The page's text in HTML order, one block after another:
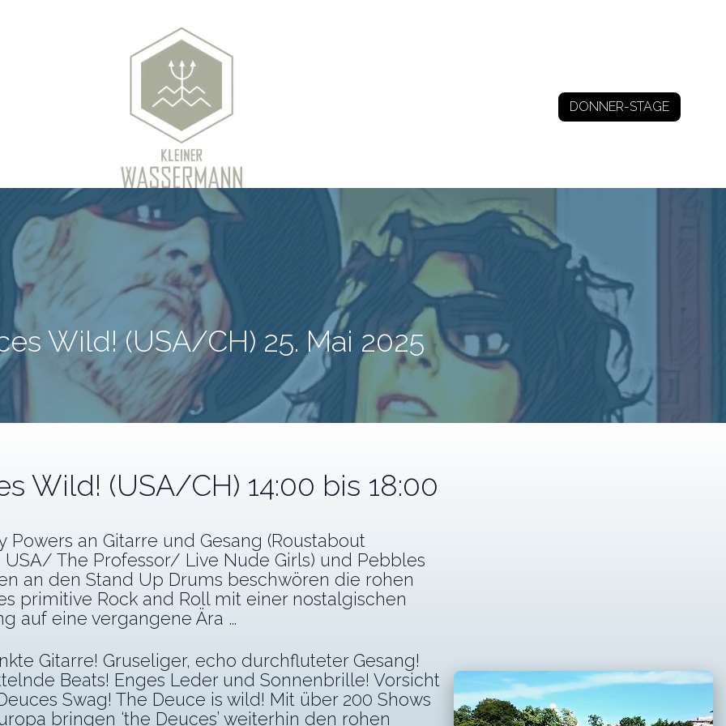
DONNER-STAGE
Wild! (USA/CH) 25. Mai 2025
Wild! (USA/CH) 14:00 bis 18:00
Powers an Gitarre und Gesang (Roustabout
USA/ The Professor/ Live Nude Girls) und Pebbles
an den Stand Up Drums beschwören die rohen
primitive Rock and Roll mit einer nostalgischen
auf eine vergangene Ära …
Gitarre! Gruseliger, echo durchfluteter Gesang!
Beats! Enges Leder und Sonnenbrille! Vorsicht
Swag! The Deuce is wild! Mit über 200 Shows
bringen ‘the Deuces’ weiterhin den rohen